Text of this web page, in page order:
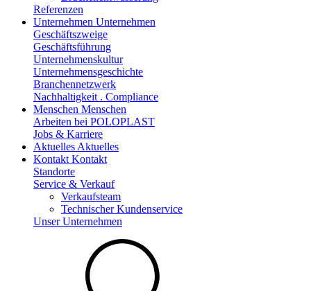
Referenzen
Unternehmen Unternehmen
Geschäftszweige
Geschäftsführung
Unternehmenskultur
Unternehmensgeschichte
Branchennetzwerk
Nachhaltigkeit . Compliance
Menschen Menschen
Arbeiten bei POLOPLAST
Jobs & Karriere
Aktuelles Aktuelles
Kontakt Kontakt
Standorte
Service & Verkauf
Verkaufsteam
Technischer Kundenservice
Unser Unternehmen